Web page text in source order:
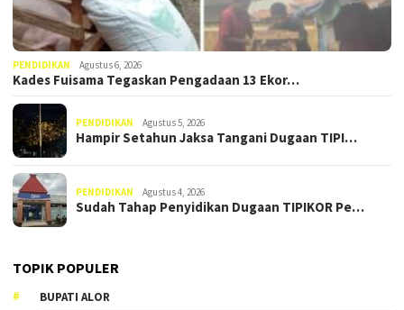
PENDIDIKAN Agustus 6, 2026
Kades Fuisama Tegaskan Pengadaan 13 Ekor…
PENDIDIKAN Agustus 5, 2026
Hampir Setahun Jaksa Tangani Dugaan TIPI…
PENDIDIKAN Agustus 4, 2026
Sudah Tahap Penyidikan Dugaan TIPIKOR Pe…
TOPIK POPULER
BUPATI ALOR